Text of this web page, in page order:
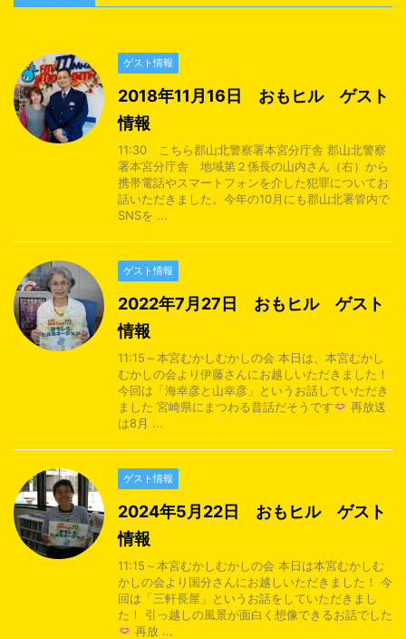
ゲスト情報
2018年11月16日 おもヒル ゲスト
情報
11:30 こちら郡山北警察署本宮分庁舎 郡山北警察
署本宮分庁舎 地域第２係長の山内さん（右）から
携帯電話やスマートフォンを介した犯罪についてお
話いただきました。今年の10月にも郡山北署管内で
SNSを ...
ゲスト情報
2022年7月27日 おもヒル ゲスト
情報
11:15～本宮むかしむかしの会 本日は、本宮むかし
むかしの会より伊藤さんにお越しいただきました！
今回は「海幸彦と山幸彦」というお話していただき
ました 宮崎県にまつわる昔話だそうです
再放送
は8月 ...
ゲスト情報
2024年5月22日 おもヒル ゲスト
情報
11:15～本宮むかしむかしの会 本日は本宮むかしむ
かしの会より国分さんにお越しいただきました！ 今
回は「三軒長屋」というお話をしていただきまし
た！ 引っ越しの風景が面白く想像できるお話でした
再放 ...